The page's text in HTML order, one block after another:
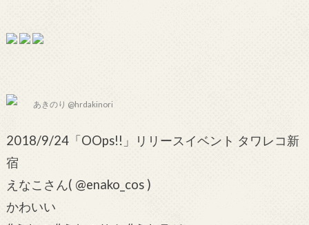
あきのり @hrdakinori
2018/9/24「OOps!!」リリースイベント タワレコ新
宿
えなこさん( @enako_cos )
かわいい